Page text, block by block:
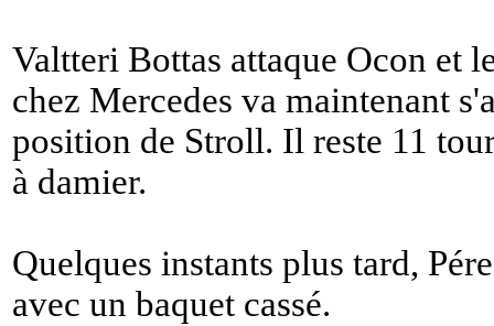
Valtteri Bottas attaque Ocon et
chez Mercedes va maintenant
position de Stroll. Il reste 11
à damier.
Quelques instants plus tard,
avec un baquet cassé.